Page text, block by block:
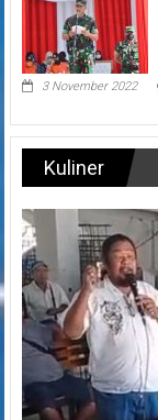
3 November 2022
Kuliner